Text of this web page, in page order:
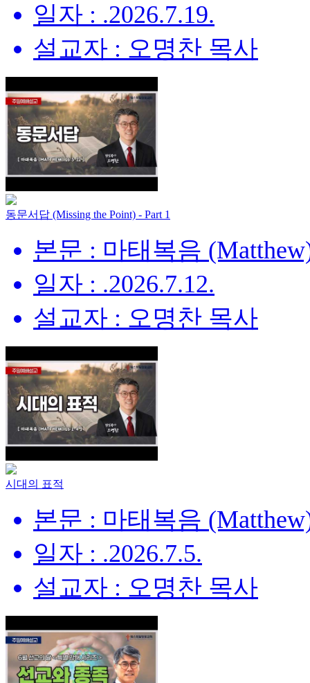
일자 : .2026.7.19.
설교자 : 오명찬 목사
동문서답 (Missing the Point) - Part 1
본문 : 마태복음
일자 : .2026.7.12.
설교자 : 오명찬 목사
시대의 표적
본문 : 마태복음
일자 : .2026.7.5.
설교자 : 오명찬 목사